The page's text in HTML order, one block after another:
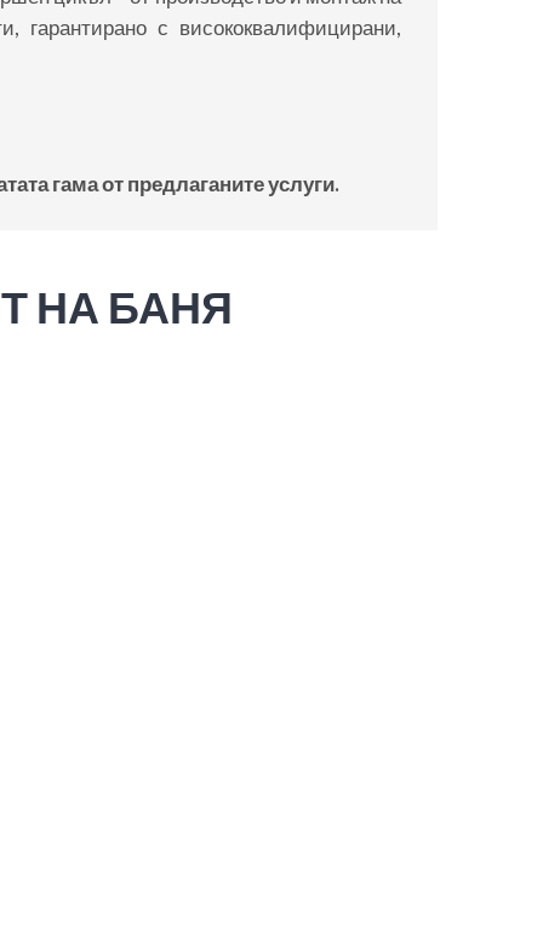
гарантирано с висококвалифицирани,
гама от предлаганите услуги.
НА БАНЯ